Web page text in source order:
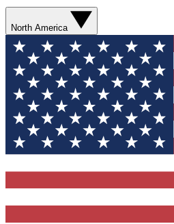
North America